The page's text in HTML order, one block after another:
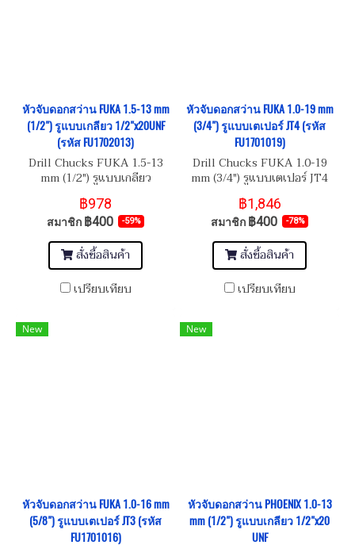
หัวจับดอกสว่าน FUKA 1.5-13 mm
(1/2") รูแบบเกลียว 1/2"x20UNF
(รหัส FU1702013)
Drill Chucks FUKA 1.5-13
mm (1/2") รูแบบเกลียว
FU1702013)
฿978
สมาชิก ฿400 -59%
สั่งซื้อสินค้า
เปรียบเทียบ
หัวจับดอกสว่าน FUKA 1.0-19 mm
(3/4") รูแบบเตเปอร์ JT4 (รหัส
FU1701019)
Drill Chucks FUKA 1.0-19
mm (3/4") รูแบบเตเปอร์ JT4
฿1,846
สมาชิก ฿400 -78%
สั่งซื้อสินค้า
เปรียบเทียบ
New
หัวจับดอกสว่าน FUKA 1.0-16 mm
(5/8") รูแบบเตเปอร์ JT3 (รหัส
FU1701016)
New
หัวจับดอกสว่าน PHOENIX 1.0-13
mm (1/2") รูแบบเกลียว 1/2"x20
UNF